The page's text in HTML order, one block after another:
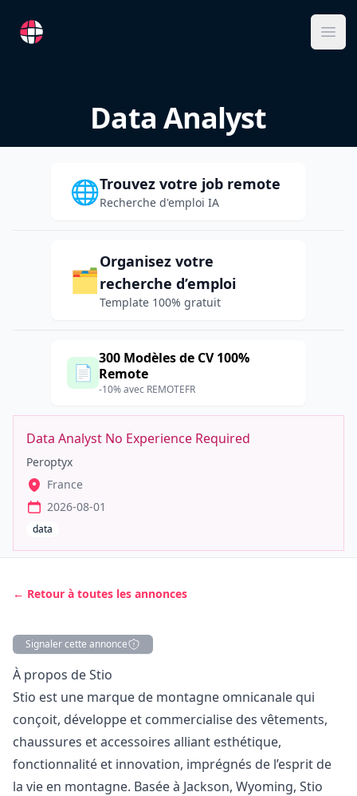
RemoteFR
Data Analyst
🌐Trouvez votre job remote
Recherche d'emploi IA
🗂️
Organisez votre
recherche d’emploi
Template 100% gratuit
📄
300 Modèles de CV 100%
Remote
-10% avec REMOTEFR
Data Analyst No Experience Required
Peroptyx
France
2026-08-01
data
← Retour à toutes les annonces
Signaler cette annonce
Description
À propos de Stio
Stio est une marque de montagne omnicanale qui
conçoit, développe et commercialise des vêtements,
chaussures et accessoires alliant esthétique,
fonctionnalité et innovation, imprégnés de l’esprit de
la vie en montagne. Basée à Jackson, Wyoming, Stio